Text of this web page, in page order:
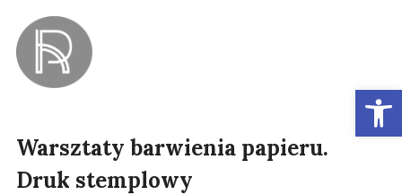
Warsztaty barwienia papieru.
Druk stemplowy